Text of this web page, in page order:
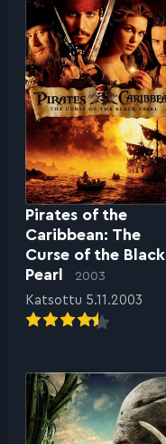
Pirates of the
Caribbean: The
Curse of the Black
Pearl
2003
Katsottu 5.11.2003